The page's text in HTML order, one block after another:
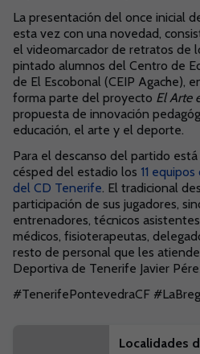
La presentación del once inicial
esta vez con una novedad,
el videomarcador de retratos de
pintado alumnos del Centro de
de El Escobonal (CEIP Agache),
forma parte del proyecto El Arte
propuesta de innovación
educación, el arte y el deporte.
Para el descanso del partido
césped del estadio los 11
del CD Tenerife. El tradicional
participación de sus jugadores,
entrenadores, técnicos
médicos, fisioterapeutas,
resto de personal que les
Deportiva de Tenerife Javier
#TenerifePontevedraCF
Localidades